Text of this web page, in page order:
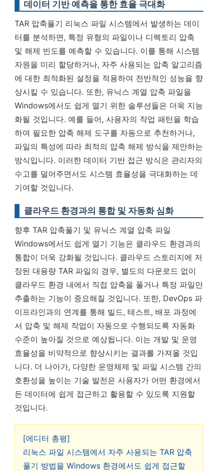
데이터 기반 예측을 통한 효율 극대화
TAR 압축풀기 리눅스 파일 시스템에서 발생하는 데이
터를 분석하면, 특정 유형의 파일이나 디렉토리 압축
및 해제 빈도를 예측할 수 있습니다. 이를 통해 시스템
자원을 미리 할당하거나, 자주 사용되는 압축 알고리즘
에 대한 최적화된 설정을 적용하여 전반적인 성능을 향
상시킬 수 있습니다. 또한, 유닉스 계열 압축 파일을
Windows에서도 쉽게 열기 위한 솔루션들은 더욱 지능
화될 것입니다. 예를 들어, 사용자의 작업 패턴을 학습
하여 필요한 압축 해제 도구를 자동으로 추천하거나,
파일의 특성에 따라 최적의 압축 해제 방식을 제안하는
방식입니다. 이러한 데이터 기반 접근 방식은 관리자의
수고를 덜어주면서도 시스템 효율성을 극대화하는 데
기여할 것입니다.
클라우드 환경과의 통합 및 자동화 심화
향후 TAR 압축풀기 및 유닉스 계열 압축 파일
Windows에서도 쉽게 열기 기능은 클라우드 환경과의
통합이 더욱 강화될 것입니다. 클라우드 스토리지에 저
장된 대용량 TAR 파일의 경우, 별도의 다운로드 없이
클라우드 환경 내에서 직접 압축을 풀거나 특정 파일만
추출하는 기능이 중요해질 것입니다. 또한, DevOps 파
이프라인과의 연계를 통해 빌드, 테스트, 배포 과정에
서 압축 및 해제 작업이 자동으로 수행되도록 자동화
수준이 높아질 것으로 예상됩니다. 이는 개발 및 운영
효율성을 비약적으로 향상시키는 결과를 가져올 것입
니다. 더 나아가, 다양한 운영체제 및 파일 시스템 간의
호환성을 높이는 기술 발전은 사용자가 어떤 환경에서
든 데이터에 쉽게 접근하고 활용할 수 있도록 지원할
것입니다.
[에디터 총평]
리눅스 파일 시스템에서 자주 사용되는 TAR 압축
풀기 방법을 Windows 환경에서도 쉽게 접근할